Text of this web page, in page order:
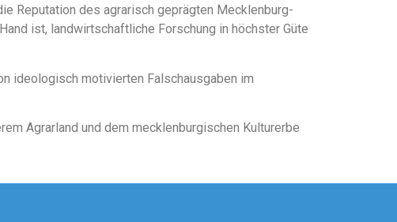
Reputation des agrarisch geprägten Mecklenburg-
ist, landwirtschaftliche Forschung in höchster Güte
ideologisch motivierten Falschausgaben im
Agrarland und dem mecklenburgischen Kulturerbe